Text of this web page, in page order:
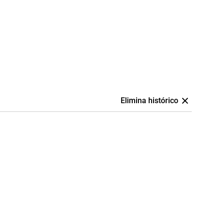
Elimina histórico